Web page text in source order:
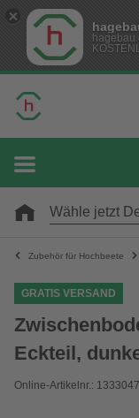
hagebau
Wähle jetzt
Zubehör für Hochbeete
GRATIS VERSAND
Eckteil,
Online-Artikelnr.: 1333047